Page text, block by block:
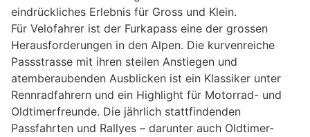
eindrückliches Erlebnis für Gross und Klein.
Für Velofahrer ist der Furkapass eine der grossen
Herausforderungen in den Alpen. Die kurvenreiche
Passstrasse mit ihren steilen Anstiegen und
atemberaubenden Ausblicken ist ein Klassiker unter
Rennradfahrern und ein Highlight für Motorrad- und
Oldtimerfreunde. Die jährlich stattfindenden
Passfahrten und Rallyes – darunter auch Oldtimer-